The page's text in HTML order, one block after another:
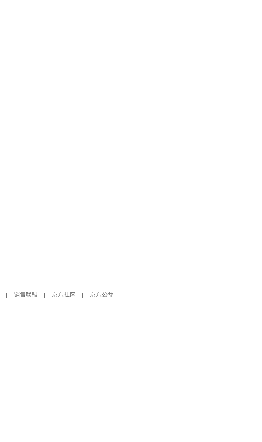
销售联盟 京东社区
京东公益